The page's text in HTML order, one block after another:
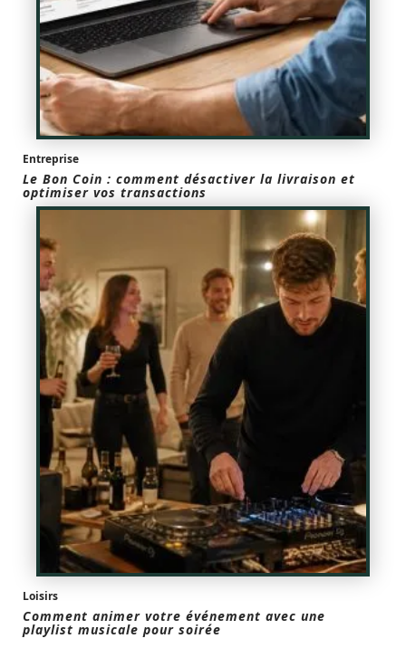
Entreprise
Le Bon Coin : comment désactiver la livraison et
optimiser vos transactions
Loisirs
Comment animer votre événement avec une
playlist musicale pour soirée